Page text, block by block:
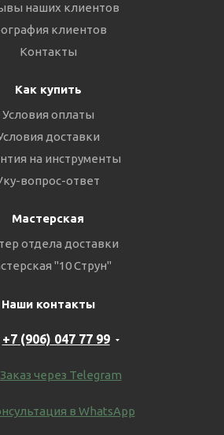
наших клиентов
клиентов
Контакты
Как купить
Условия оплаты
доставки
на инструменты
вопрос-ответ
Мастерская
отдела доставки
"10 Струн"
Наши контакты
+7 (906) 047 77 99
Заказ через Telegram
в WhatsApp